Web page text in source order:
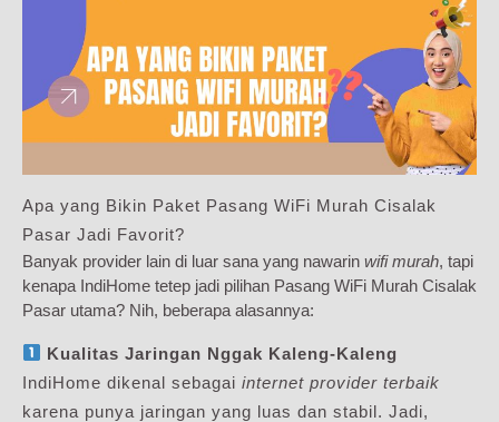
Apa yang Bikin Paket Pasang WiFi Murah Cisalak
Pasar Jadi Favorit?
Banyak provider lain di luar sana yang nawarin wifi murah, tapi
kenapa IndiHome tetep jadi pilihan Pasang WiFi Murah Cisalak
Pasar utama? Nih, beberapa alasannya:
Kualitas Jaringan Nggak Kaleng-Kaleng
IndiHome dikenal sebagai internet provider terbaik
karena punya jaringan yang luas dan stabil. Jadi,